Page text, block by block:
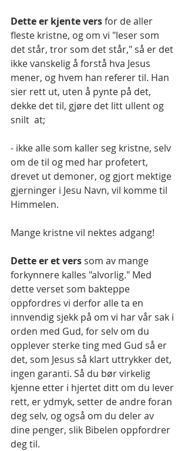
Dette er kjente vers for de aller
fleste kristne, og om vi "leser som
det står, tror som det står," så er det
ikke vanskelig å forstå hva Jesus
mener, og hvem han referer til. Han
sier rett ut, uten å pynte på det,
dekke det til, gjøre det litt ullent og
snilt  at;
- ikke alle som kaller seg kristne, selv
om de til og med har profetert,
drevet ut demoner, og gjort mektige
gjerninger i Jesu Navn, vil komme til
Himmelen.
Mange kristne vil nektes adgang!
Dette er et vers som av mange
forkynnere kalles "alvorlig." Med
dette verset som bakteppe
oppfordres vi derfor alle ta en
innvendig sjekk på om vi har vår sak i
orden med Gud, for selv om du
opplever sterke ting med Gud så er
det, som Jesus så klart uttrykker det,
ingen garanti. Så du bør virkelig
kjenne etter i hjertet ditt om du lever
rett, er ydmyk, setter de andre foran
deg selv, og også om du deler av
dine penger, slik Bibelen oppfordrer
deg til.